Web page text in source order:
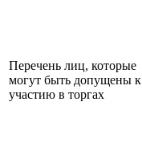
Перечень лиц, которые
могут быть допущены к
участию в торгах